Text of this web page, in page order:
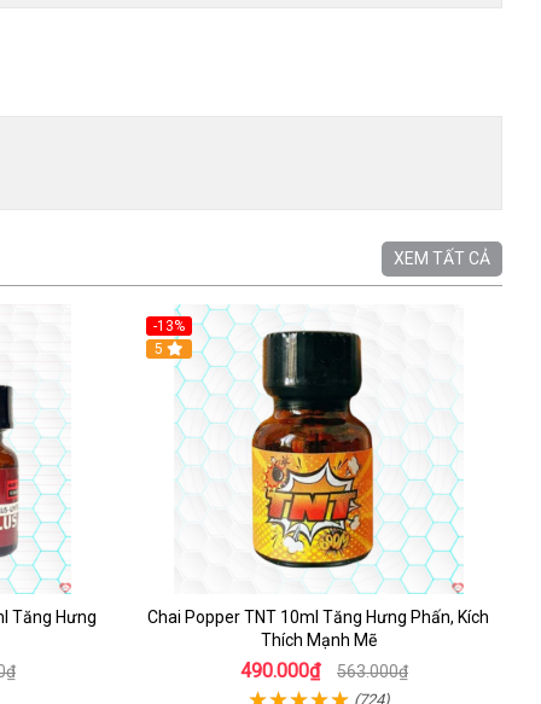
XEM TẤT CẢ
Tăng Hưng
-13%
5
Chai Popper TNT 10ml Tăng Hưng Phấn, Kích
Thích Mạnh Mẽ
490.000₫ 563.000₫
(724)